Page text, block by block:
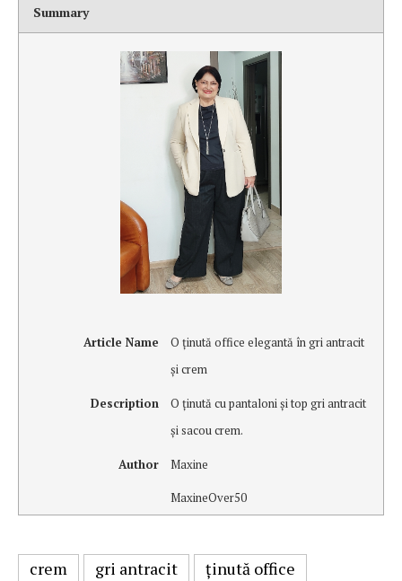
Summary
Article Name
O ţinută office elegantă în gri antracit
şi crem
Description
O ţinută cu pantaloni şi top gri antracit
şi sacou crem.
Author Maxine
MaxineOver50
crem gri antracit ţinută office